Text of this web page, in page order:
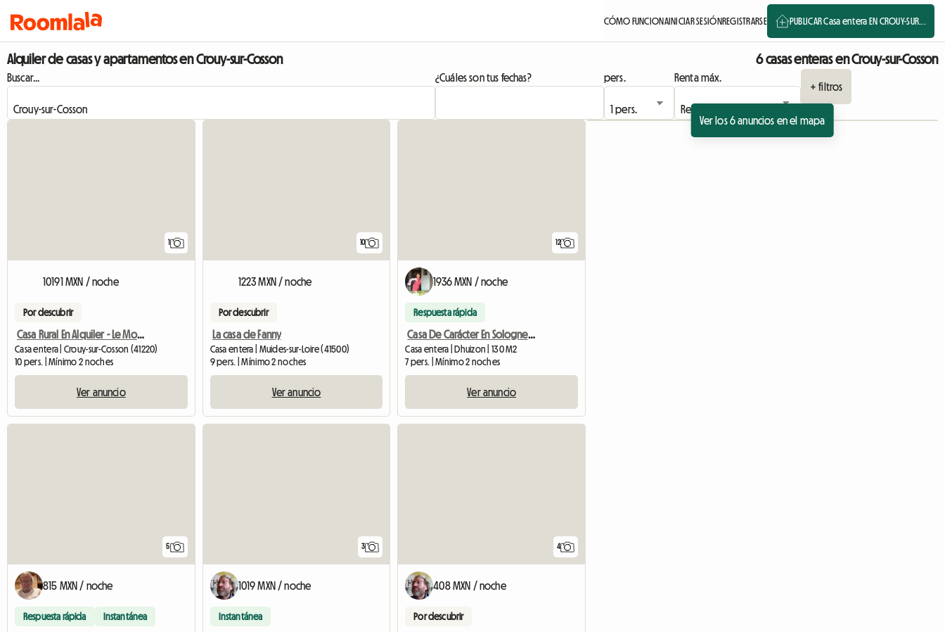
CÓMO FUNCIONAINICIAR SESIÓNREGISTRARSE PUBLICAR Casa entera EN CROUY-SUR...
Alquiler de casas y apartamentos en Crouy-sur-Cosson 6 casas enteras en Crouy-sur-Cosson
Buscar... ¿Cuáles son tus fechas? pers.
Renta máx.
+ filtros
Ver los 6 anuncios en el mapa
1
10191 MXN / noche
Por descubrir
Casa Rural En Alquiler - Le Moulin De Crouy - Forê
Casa entera | Crouy-sur-Cosson (41220)
10 pers. | Mínimo 2 noches
Ver anuncio
10
1223 MXN / noche
Por descubrir
La casa de Fanny
Casa entera | Muides-sur-Loire (41500)
9 pers. | Mínimo 2 noches
Ver anuncio
12
1936 MXN / noche
Respuesta rápida
Casa De Carácter En Sologne, Castillos
Casa entera | Dhuizon | 130 M2
7 pers. | Mínimo 2 noches
Ver anuncio
5
815 MXN / noche
Respuesta rápida Instantánea
3
1019 MXN / noche
Instantánea
4
408 MXN / noche
Por descubrir